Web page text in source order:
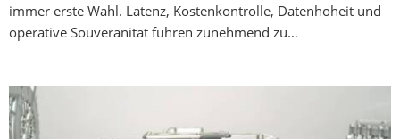
immer erste Wahl. Latenz, Kostenkontrolle, Datenhoheit und
operative Souveränität führen zunehmend zu…